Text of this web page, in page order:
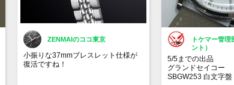
ZENMAIのココ東京
小振りな37mmブレスレット仕様が
復活ですね！
トケマー管理
ント）
5/5までの出品
グランドセイコー
SBGW253 白文字